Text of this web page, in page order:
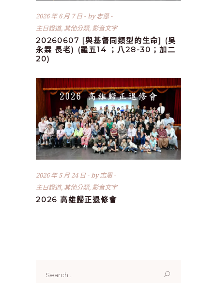
2026 年 6 月 7 日 by志恩
主日證道, 其他分類, 影音文字
20260607 [與基督同類型的生命] (吳
永霖 長老) (羅五14 ；八28-30；加二
20)
2026 年 5 月 24 日 by志恩
主日證道, 其他分類, 影音文字
2026 高雄歸正退修會
for: